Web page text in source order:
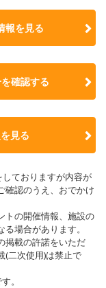
報を見る
確認する
見る
ておりますが内容が
確認のうえ、おでかけ
トの開催情報、施設の
場合があります。
掲載の許諾をいただ
(二次使用)は禁止で
。